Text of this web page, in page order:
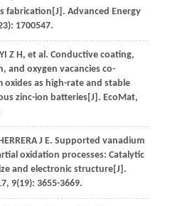
fabrication[J]. Advanced Energy
1700547.
YI Z H, et al . Conductive coating,
and oxygen vacancies co-
oxides as high-rate and stable
zinc-ion batteries[J]. EcoMat,
J E. Supported vanadium
oxidation processes: Catalytic
and electronic structure[J].
, 9(19): 3655-3669.